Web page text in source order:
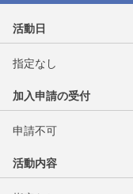
活動日
指定なし
加入申請の受付
申請不可
活動内容